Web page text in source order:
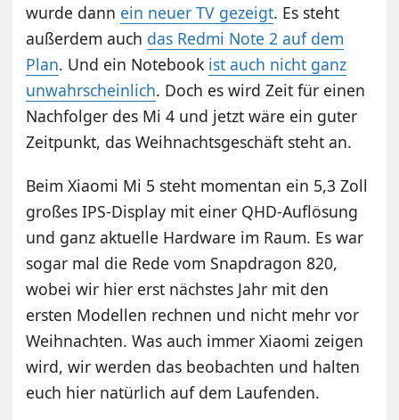
wurde dann ein neuer TV gezeigt. Es steht
außerdem auch das Redmi Note 2 auf dem
Plan. Und ein Notebook ist auch nicht ganz
unwahrscheinlich. Doch es wird Zeit für einen
Nachfolger des Mi 4 und jetzt wäre ein guter
Zeitpunkt, das Weihnachtsgeschäft steht an.
Beim Xiaomi Mi 5 steht momentan ein 5,3 Zoll
großes IPS-Display mit einer QHD-Auflösung
und ganz aktuelle Hardware im Raum. Es war
sogar mal die Rede vom Snapdragon 820,
wobei wir hier erst nächstes Jahr mit den
ersten Modellen rechnen und nicht mehr vor
Weihnachten. Was auch immer Xiaomi zeigen
wird, wir werden das beobachten und halten
euch hier natürlich auf dem Laufenden.